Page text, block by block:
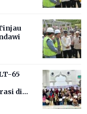
65
di